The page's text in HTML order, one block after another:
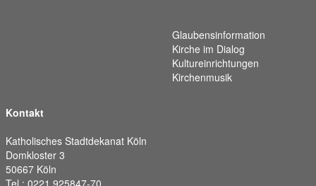
Glaubensinformation
Kirche im Dialog
Kultureinrichtungen
Kirchenmusik
Kontakt
Katholisches Stadtdekanat Köln
Domkloster 3
50667 Köln
Tel.: 0221 925847-70